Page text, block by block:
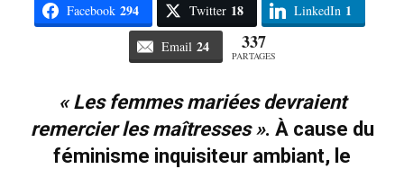
Facebook 294 Twitter 18 LinkedIn 1
Email 24 337
PARTAGES
« Les femmes mariées devraient
remercier les maîtresses ». À cause du
féminisme inquisiteur ambiant, le